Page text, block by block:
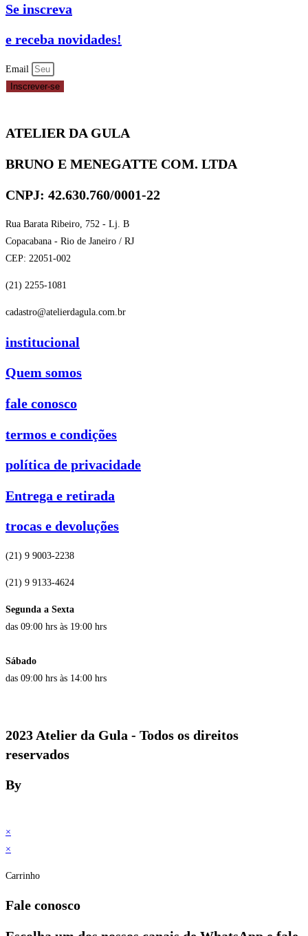
MISTO
MIX
quantidade
Se inscreva
e receba novidades!
Email
Inscrever-se
ATELIER DA GULA
BRUNO E MENEGATTE COM. LTDA
CNPJ: 42.630.760/0001-22
Rua Barata Ribeiro, 752 - Lj. B
Copacabana - Rio de Janeiro / RJ
CEP: 22051-002
(21) 2255-1081
cadastro@atelierdagula.com.br
institucional
Quem somos
fale conosco
termos e condições
política de privacidade
Entrega e retirada
trocas e devoluções
(21) 9 9003-2238
(21) 9 9133-4624
Segunda a Sexta
das 09:00 hrs às 19:00 hrs
Sábado
das 09:00 hrs às 14:00 hrs
2023 Atelier da Gula - Todos os direitos
reservados
By
×
×
Carrinho
Fale conosco